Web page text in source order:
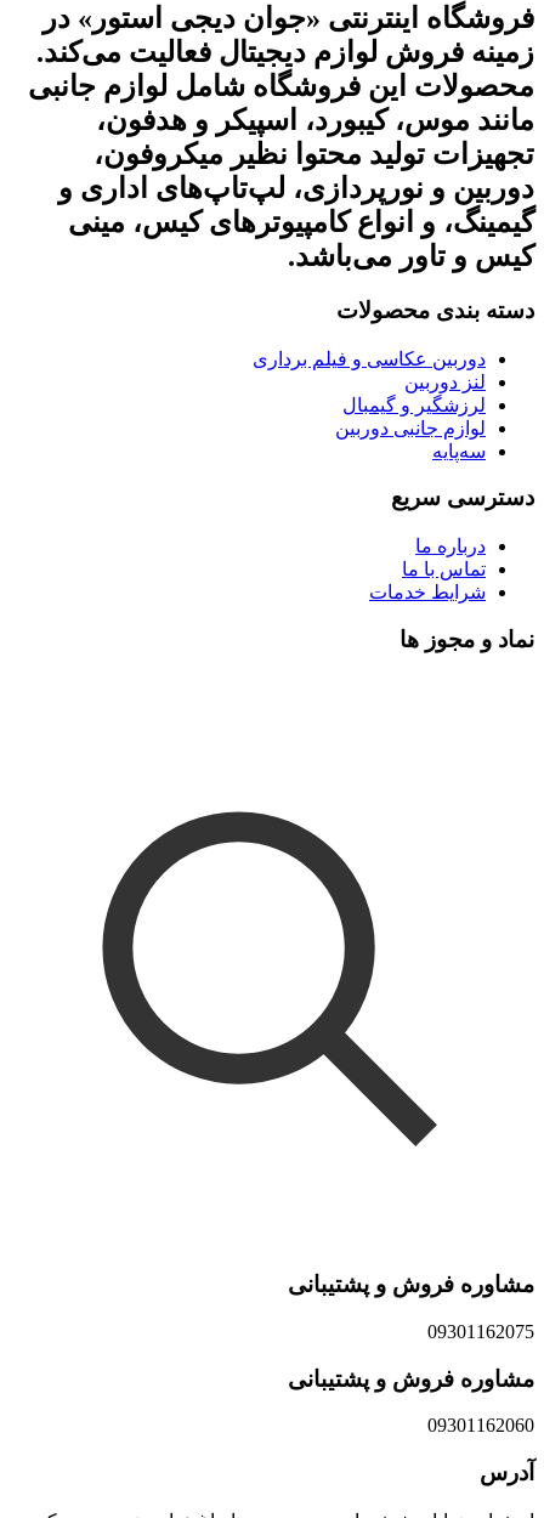
فروشگاه اینترنتی «جوان دیجی استور» در
زمینه فروش لوازم دیجیتال فعالیت می‌کند.
محصولات این فروشگاه شامل لوازم جانبی
مانند موس، کیبورد، اسپیکر و هدفون،
تجهیزات تولید محتوا نظیر میکروفون،
دوربین و نورپردازی، لپ‌تاپ‌های اداری و
گیمینگ، و انواع کامپیوترهای کیس، مینی
کیس و تاور می‌باشد.
دسته بندی محصولات
دوربین عکاسی و فیلم برداری
لنز دوربین
لرزشگیر و گیمبال
لوازم جانبی دوربین
سه‌پایه
دسترسی سریع
درباره ما
تماس با ما
شرایط خدمات
نماد و مجوز ها
مشاوره فروش و پشتیبانی
09301162075
مشاوره فروش و پشتیبانی
09301162060
آدرس